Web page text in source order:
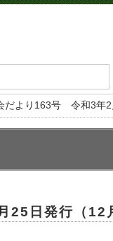
だより163号 令和3年2
日発行（12